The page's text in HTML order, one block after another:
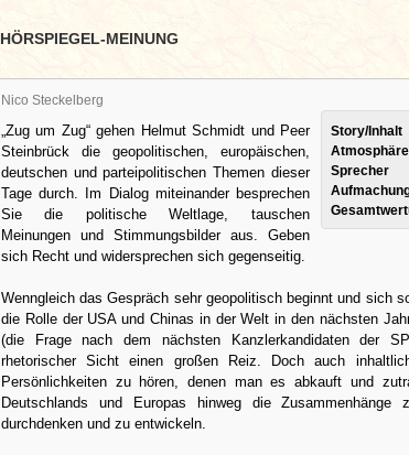
HÖRSPIEGEL-MEINUNG
Nico Steckelberg
Story/Inhalt
Atmosphäre
Sprecher
„Zug um Zug“ gehen Helmut Schmidt und Peer
Steinbrück die geopolitischen, europäischen,
deutschen und parteipolitischen Themen dieser
Tage durch. Im Dialog miteinander besprechen
Sie die politische Weltlage, tauschen
Meinungen und Stimmungsbilder aus. Geben
sich Recht und widersprechen sich gegenseitig.
Wenngleich das Gespräch sehr geopolitisch beginnt und sich
die Rolle der USA und Chinas in der Welt in den nächsten
(die Frage nach dem nächsten Kanzlerkandidaten der
rhetorischer Sicht einen großen Reiz. Doch auch
Persönlichkeiten zu hören, denen man es abkauft und
Deutschlands und Europas hinweg die
durchdenken und zu entwickeln.